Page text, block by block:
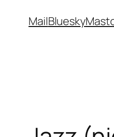
InhaltMailBluesky